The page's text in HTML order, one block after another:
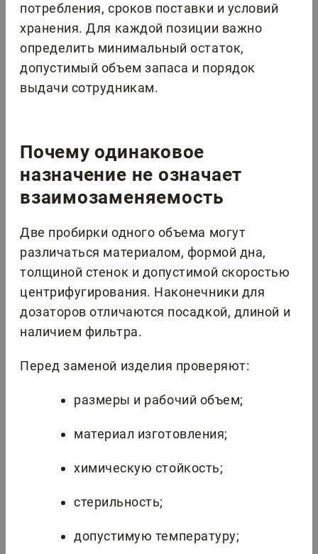
потребления, сроков поставки и условий
хранения. Для каждой позиции важно
определить минимальный остаток,
допустимый объем запаса и порядок
выдачи сотрудникам.
Почему одинаковое
назначение не означает
взаимозаменяемость
Две пробирки одного объема могут
различаться материалом, формой дна,
толщиной стенок и допустимой скоростью
центрифугирования. Наконечники для
дозаторов отличаются посадкой, длиной и
наличием фильтра.
Перед заменой изделия проверяют:
размеры и рабочий объем;
материал изготовления;
химическую стойкость;
стерильность;
допустимую температуру;